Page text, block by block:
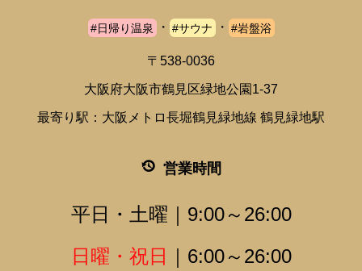
#日帰り温泉 ・ #サウナ ・ #岩盤浴
〒538-0036
大阪府大阪市鶴見区緑地公園1-37
最寄り駅：大阪メトロ長堀鶴見緑地線 鶴見緑地駅
営業時間
平日・土曜｜9:00～26:00
日曜・祝日 ｜6:00～26:00